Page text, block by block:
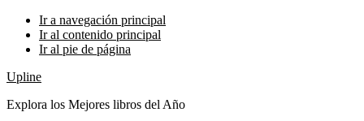
Ir a navegación principal
Ir al contenido principal
Ir al pie de página
Upline
Explora los Mejores libros del Año